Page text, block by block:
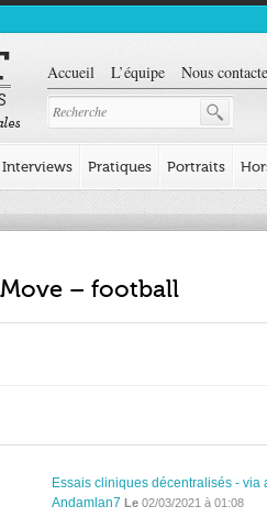
Accueil L’équipe Nous
Interviews Pratiques Portraits
– football
Essais cliniques décentralisés - via
Andamlan7 Le02/03/2021 à 01:08